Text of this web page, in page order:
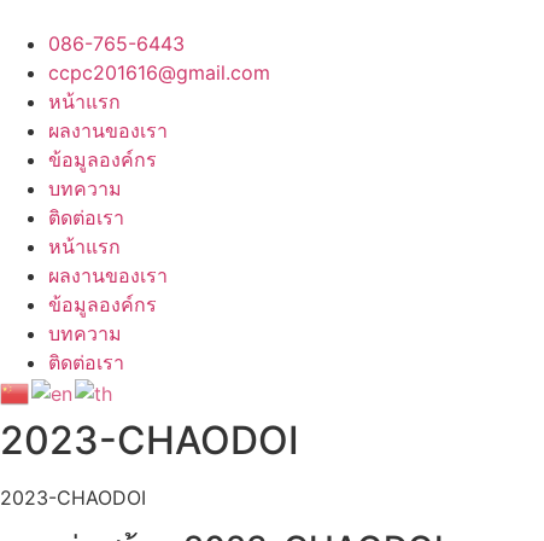
content
086-765-6443
ccpc201616@gmail.com
หน้าแรก
ผลงานของเรา
ข้อมูลองค์กร
บทความ
ติดต่อเรา
หน้าแรก
ผลงานของเรา
ข้อมูลองค์กร
บทความ
ติดต่อเรา
2023-CHAODOI
2023-CHAODOI